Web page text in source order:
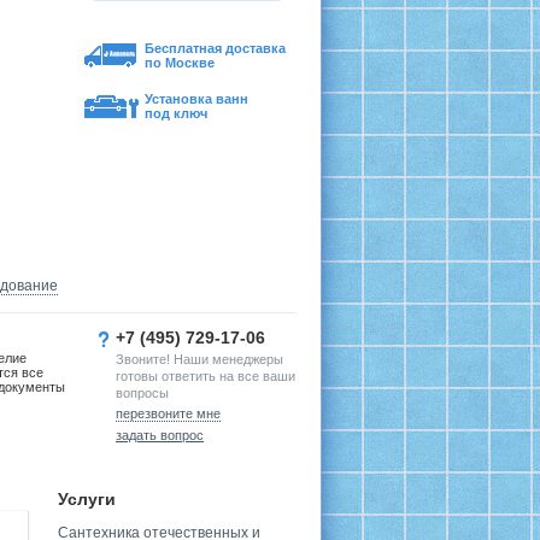
Бесплатная доставка
по Москве
Установка ванн
под ключ
все
+7 (495) 729-17-06
Звоните! Наши менеджеры
готовы ответить на все ваши
вопросы
перезвоните мне
задать вопрос
Услуги
Сантехника отечественных и